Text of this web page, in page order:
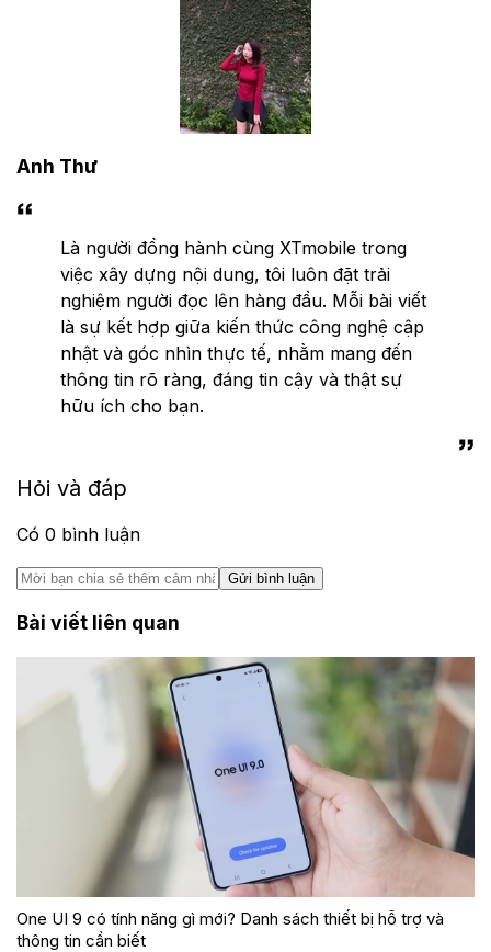
Anh Thư
Là người đồng hành cùng XTmobile trong
việc xây dựng nội dung, tôi luôn đặt trải
nghiệm người đọc lên hàng đầu. Mỗi bài viết
là sự kết hợp giữa kiến thức công nghệ cập
nhật và góc nhìn thực tế, nhằm mang đến
thông tin rõ ràng, đáng tin cậy và thật sự
hữu ích cho bạn.
Hỏi và đáp
Có 0 bình luận
Gửi bình luận
Bài viết liên quan
One UI 9 có tính năng gì mới? Danh sách thiết bị hỗ trợ và
thông tin cần biết